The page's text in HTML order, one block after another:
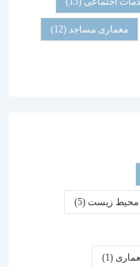
مساجد(12)
(5)